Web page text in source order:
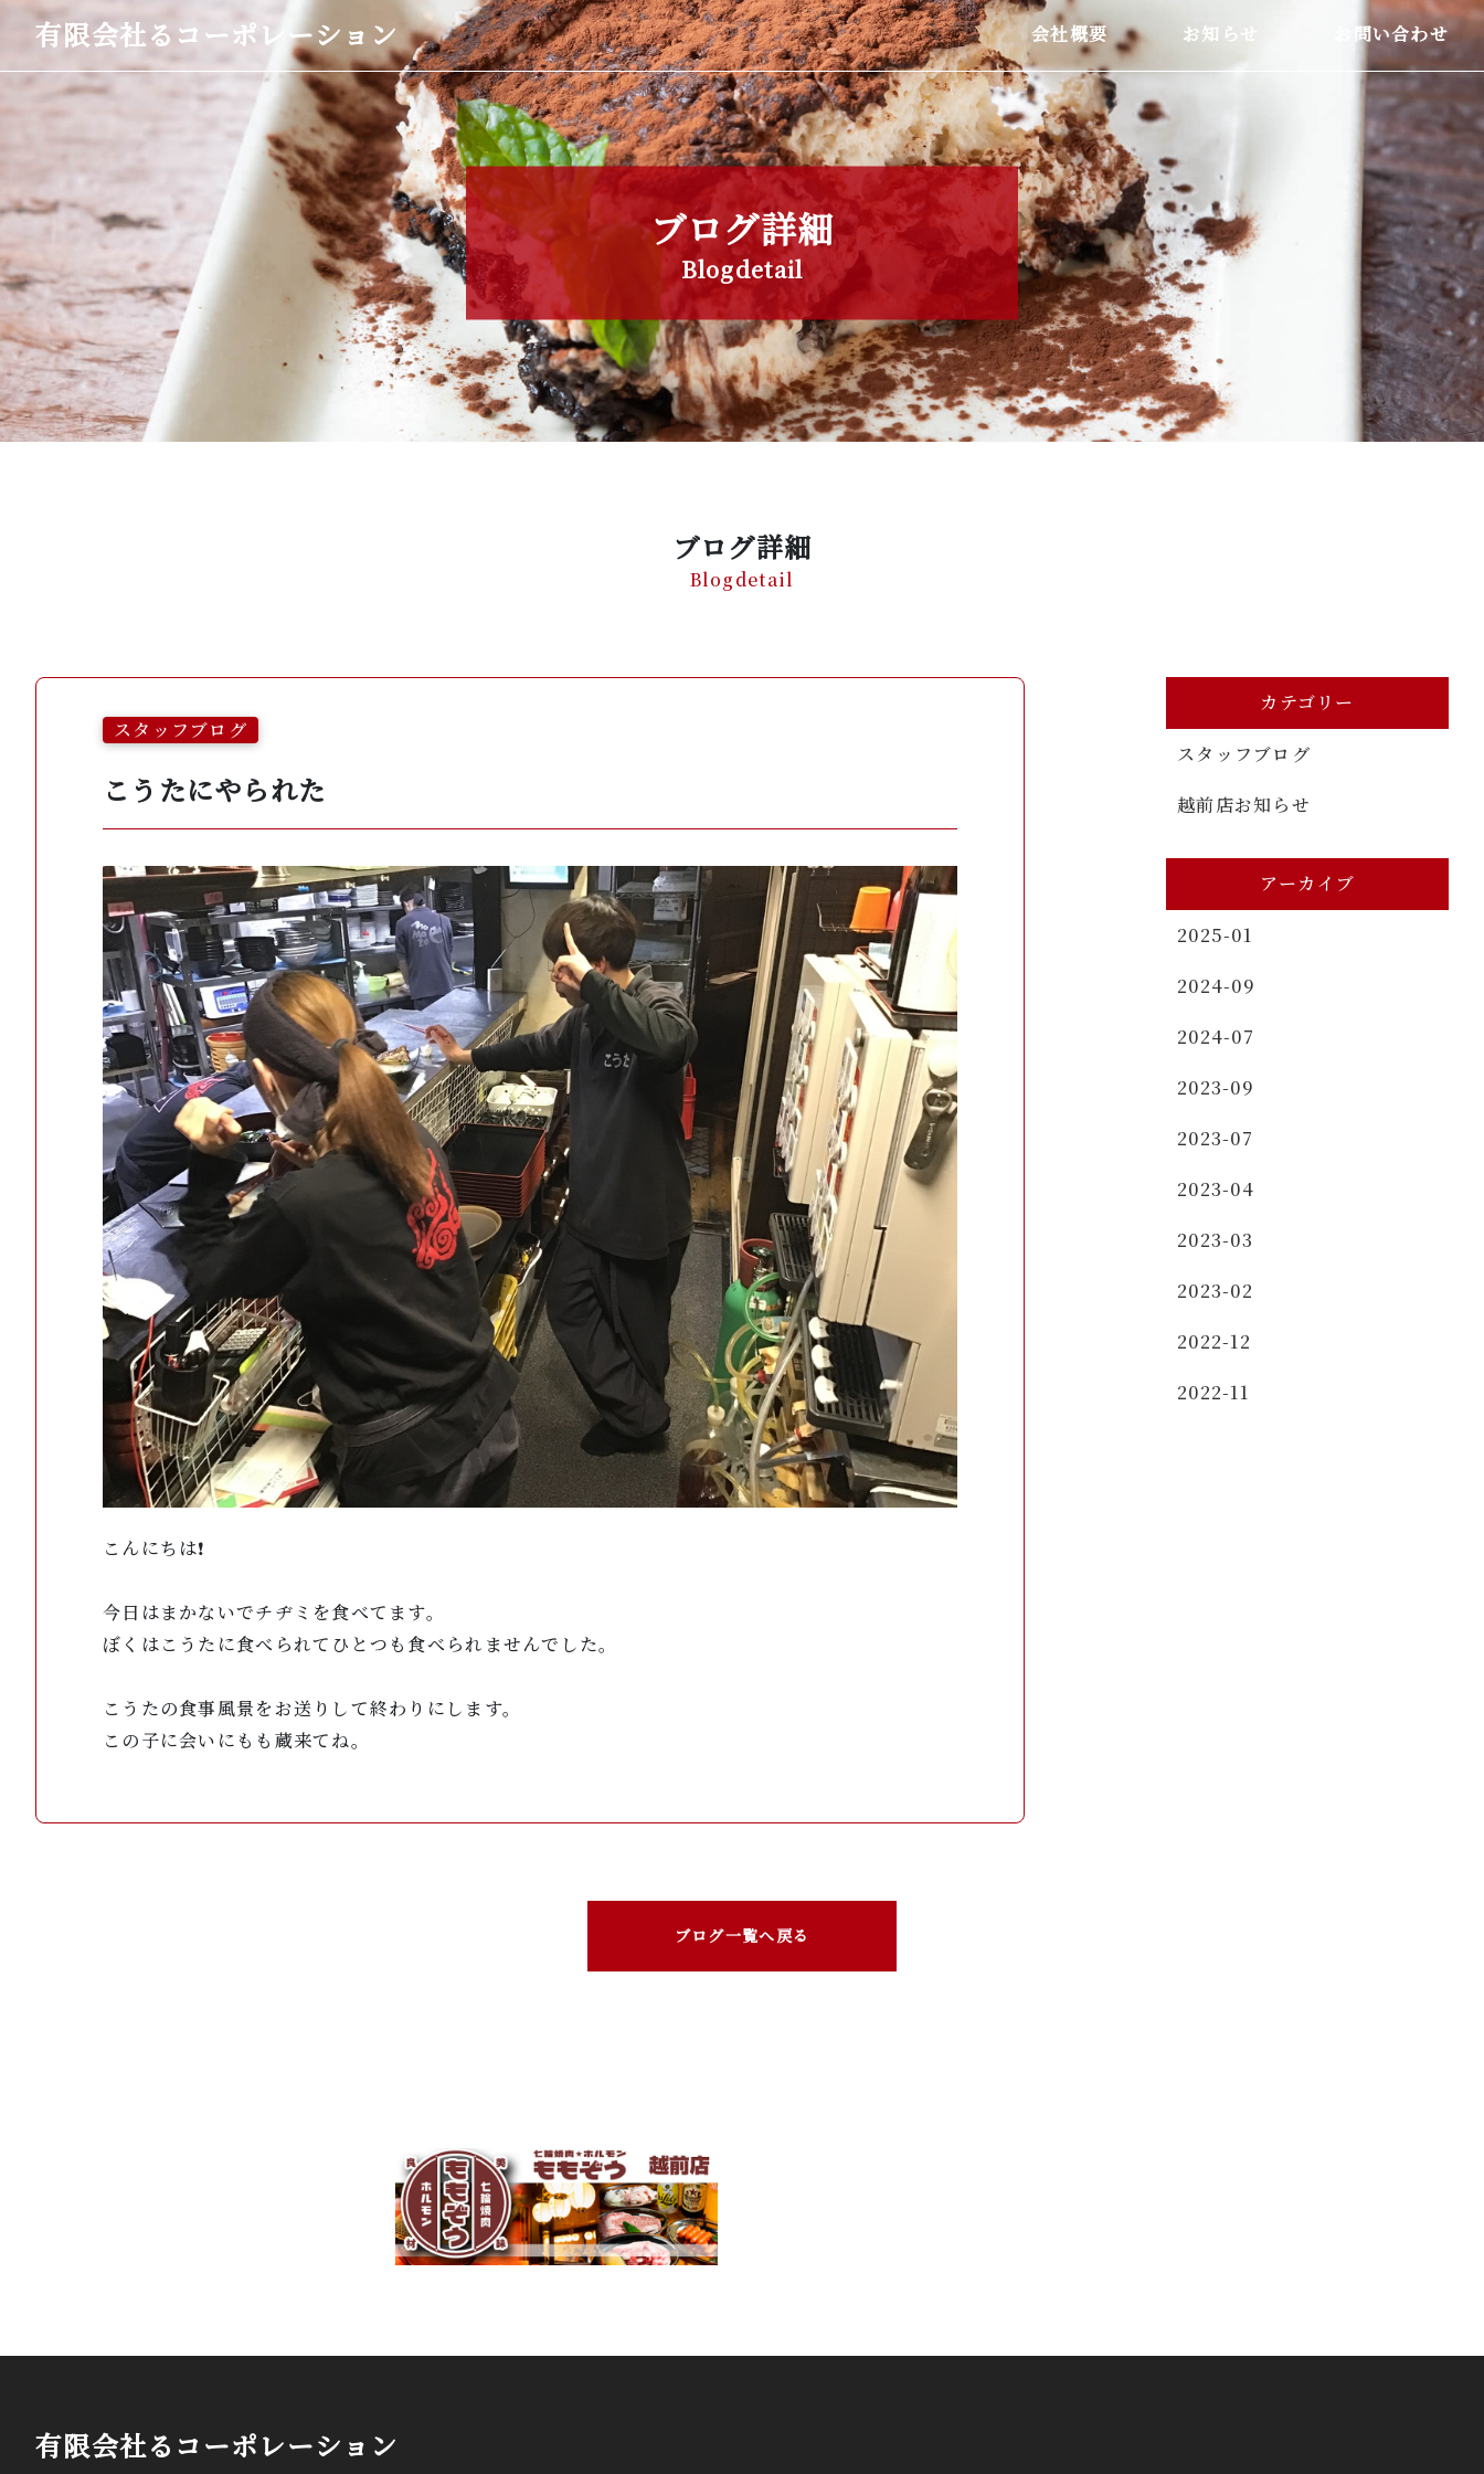
有限会社るコーポレーション 会社概要 お知らせ お問い合わせ
ブログ詳細
Blogdetail
ブログ詳細
Blogdetail
スタッフブログ
こうたにやられた
こんにちは❗️
今日はまかないでチヂミを食べてます。
ぼくはこうたに食べられてひとつも食べられませんでした。
こうたの食事風景をお送りして終わりにします。
この子に会いにもも蔵来てね。
カテゴリー
スタッフブログ
越前店お知らせ
アーカイブ
2025-01
2024-09
2024-07
2023-09
2023-07
2023-04
2023-03
2023-02
2022-12
2022-11
ブログ一覧へ戻る
有限会社るコーポレーション